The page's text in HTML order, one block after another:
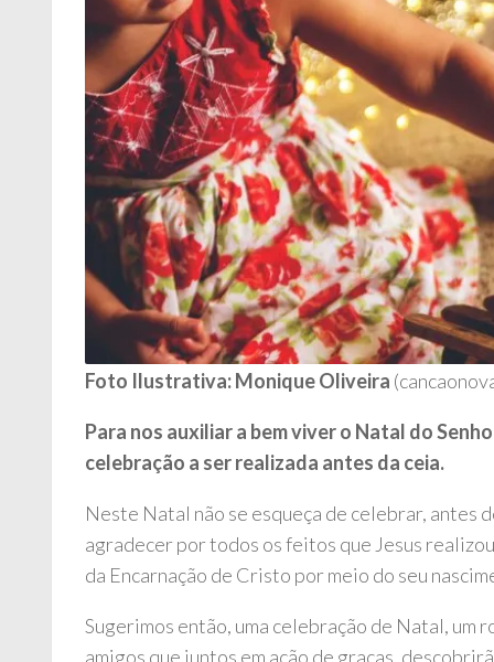
Foto Ilustrativa: Monique Oliveira
Para nos auxiliar a bem viver o Natal do
celebração a ser realizada antes da ceia.
Neste Natal não se esqueça de celebrar, antes
agradecer por todos os feitos que Jesus
da Encarnação de Cristo por meio do seu
Sugerimos então, uma celebração de Natal,
amigos que juntos em ação de graças,